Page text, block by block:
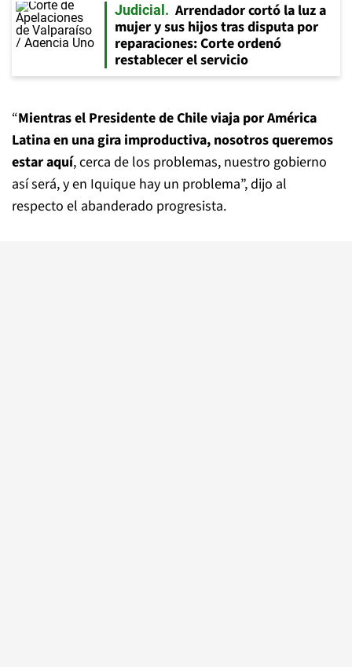
Judicial
Arrendador cortó la luz a
mujer y sus hijos tras disputa por
reparaciones: Corte ordenó
restablecer el servicio
“Mientras el Presidente de Chile viaja por América
Latina en una gira improductiva, nosotros queremos
estar aquí, cerca de los problemas, nuestro gobierno
así será, y en Iquique hay un problema”, dijo al
respecto el abanderado progresista.